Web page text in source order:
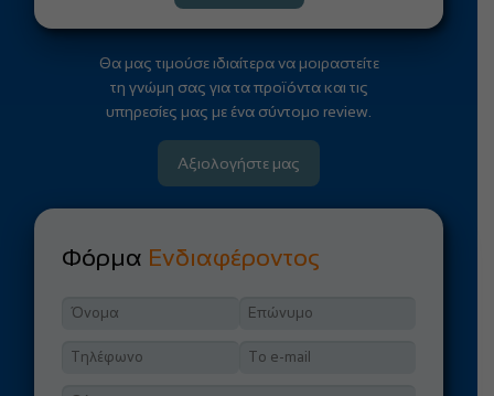
Θα μας τιμούσε ιδιαίτερα να μοιραστείτε
τη γνώμη σας για τα προϊόντα και τις
υπηρεσίες μας με ένα σύντομο review.
Αξιολογήστε μας
Φόρμα Ενδιαφέροντος